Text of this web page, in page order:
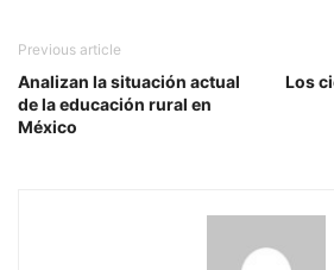
Previous article
Analizan la situación actual
de la educación rural en
México
Los